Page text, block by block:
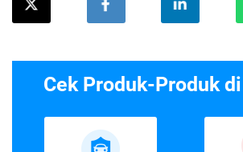
Cek Produk-Produk